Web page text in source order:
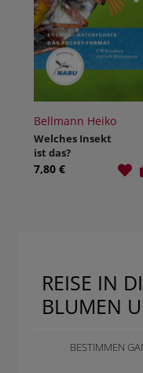
Bellmann Heiko
Welches Insekt
ist das?
7,80 €
REISE IN
BLUMEN
BESTIMMEN